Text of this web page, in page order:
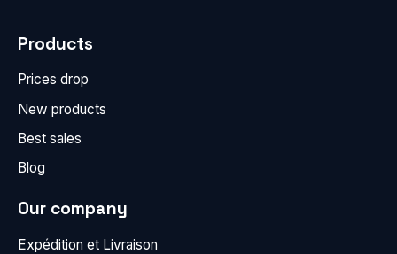
Products
Prices drop
New products
Best sales
Blog
Our company
Expédition et Livraison